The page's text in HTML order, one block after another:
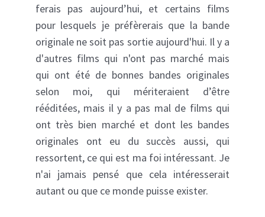
ferais pas aujourd’hui, et certains films
pour lesquels je préfèrerais que la bande
originale ne soit pas sortie aujourd'hui. Il y a
d'autres films qui n'ont pas marché mais
qui ont été de bonnes bandes originales
selon moi, qui mériteraient d’être
rééditées, mais il y a pas mal de films qui
ont très bien marché et dont les bandes
originales ont eu du succès aussi, qui
ressortent, ce qui est ma foi intéressant. Je
n'ai jamais pensé que cela intéresserait
autant ou que ce monde puisse exister.